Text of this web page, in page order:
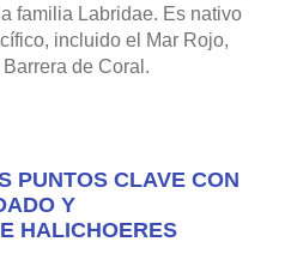
familia Labridae. Es nativo
incluido el Mar Rojo,
de Coral.
PUNTOS CLAVE CON
Y
HALICHOERES